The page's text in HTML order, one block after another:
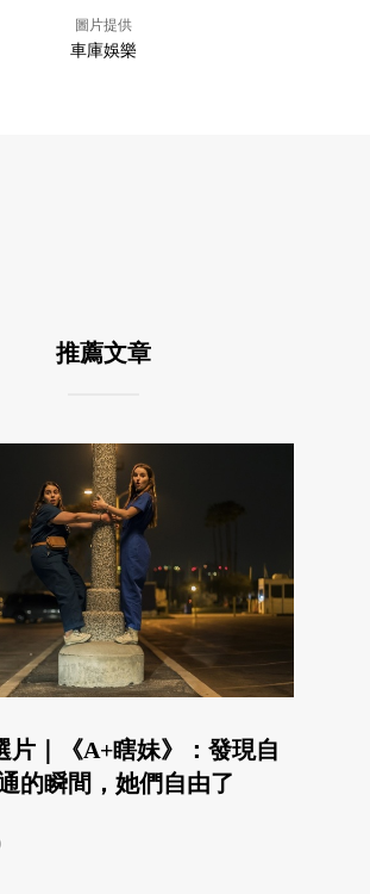
圖片提供
車庫娛樂
推薦文章
片｜《A+瞎妹》：發現自
的瞬間，她們自由了